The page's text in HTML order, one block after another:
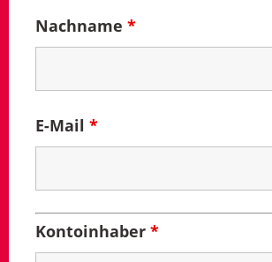
Nachname *
E-Mail *
Kontoinhaber *